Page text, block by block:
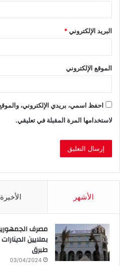
البريد الإلكتروني*
الموقع الإلكتروني
احفظ اسمي، بريدي الإلكتروني،
لاستخدامها المرة المقبلة في تعليقي.
الأشهر الأخيرة
مصرف
بملايين
طبرق
03/04/2024